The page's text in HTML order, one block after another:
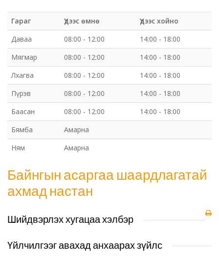
Гараг Үдээс өмнө
Үдээс хойно
Даваа
08:00 - 12:00
14:00 - 18:00
Мягмар
08:00 - 12:00
14:00 - 18:00
Лхагва
08:00 - 12:00
14:00 - 18:00
Пүрэв
08:00 - 12:00
14:00 - 18:00
Баасан
08:00 - 12:00
14:00 - 18:00
Бямба
Амарна
Ням
Амарна
Байнгын асаргаа шаардлагатай
ахмад настан
Шийдвэрлэх хугацаа хэлбэр
Үйлчилгээг авахад анхаарах зүйлс